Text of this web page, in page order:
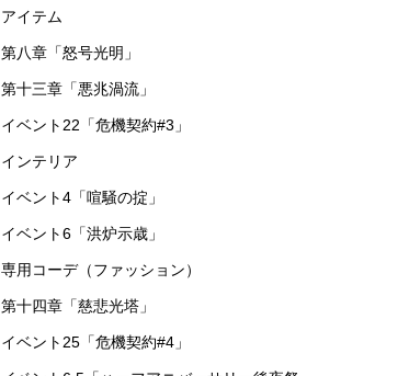
アイテム
第八章「怒号光明」
第十三章「悪兆渦流」
イベント22「危機契約#3」
インテリア
イベント4「喧騒の掟」
イベント6「洪炉示歳」
専用コーデ（ファッション）
第十四章「慈悲光塔」
イベント25「危機契約#4」